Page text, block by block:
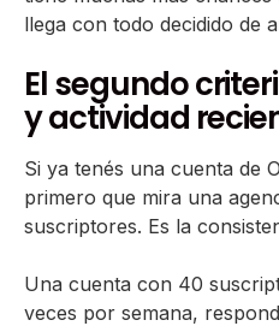
llega con todo decidido de
El segundo
y actividad
Si ya tenés una cuenta de
primero que mira una
suscriptores. Es la
Una cuenta con 40
veces por semana,